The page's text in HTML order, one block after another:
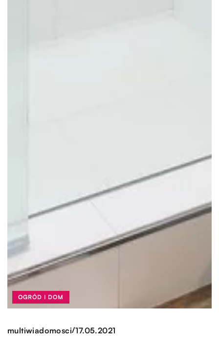
OGRÓD I DOM
multiwiadomosci/17.05.2021